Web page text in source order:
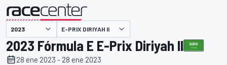
presentado por E-PRIX DIRIYAH II
2023 Fórmula E E-Prix Diriyah II
28 ene 2023 - 28 ene 2023